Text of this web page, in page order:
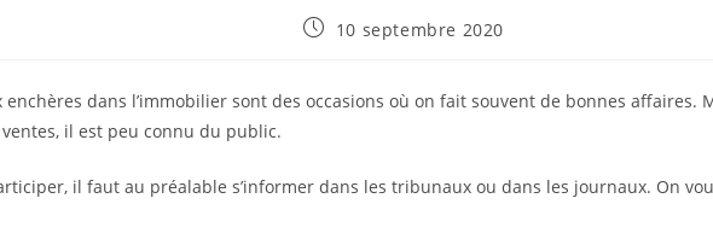
Publication
10 septembre 2020
enchères dans l’immobilier sont des occasions où on fait souvent de bonnes affaires.
il est peu connu du public.
il faut au préalable s’informer dans les tribunaux ou dans les journaux. On